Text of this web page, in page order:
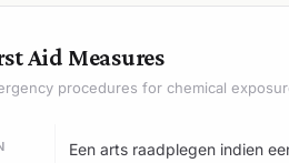
Aid Measures
procedures for chemical
Een arts raadplegen indien